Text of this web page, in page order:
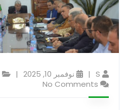
S نوفمبر 10, 2025
No Comments